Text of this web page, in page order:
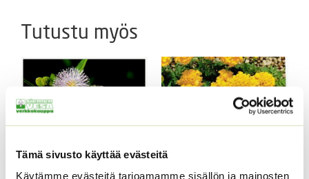
Tämä sivusto käyttää evästeitä
Käytämme evästeitä tarjoamamme sisällön ja mainosten
Tutustu myös